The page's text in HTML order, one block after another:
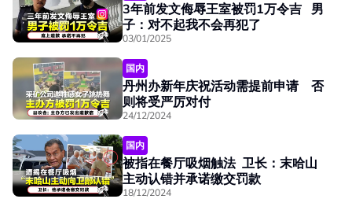
3年前发文侮辱王室被罚1万令吉 男
子：对不起我不会再犯了
03/01/2025
国内
丹州办新年庆祝活动需提前申请 否
则将受严厉对付
24/12/2024
国内
被指在餐厅吸烟触法 卫长：末哈山
主动认错并承诺缴交罚款
18/12/2024